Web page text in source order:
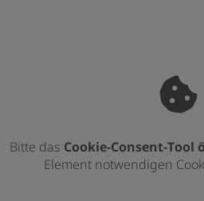
Bitte das Cookie-Consent-Tool
Element notwendigen